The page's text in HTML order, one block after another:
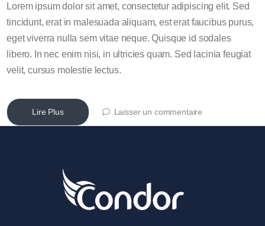
Lorem ipsum dolor sit amet, consectetur adipiscing elit. Sed
tincidunt, erat in malesuada aliquam, est erat faucibus purus,
eget viverra nulla sem vitae neque. Quisque id sodales
libero. In nec enim nisi, in ultricies quam. Sed lacinia feugiat
velit, cursus molestie lectus.
Lire Plus Laisser un commentaire